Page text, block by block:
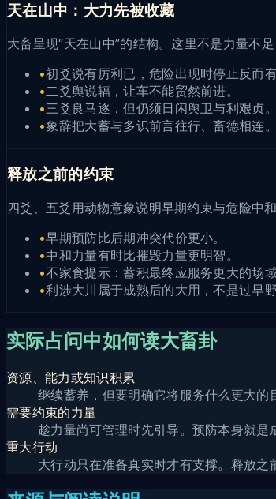
天在山中：大力先被收藏
大畜呈现“天在山中”的结构。这里不是力量不
•初爻说有厉利已，危险出现时停止反而有
•二爻舆说辐，让车不能贸然前进。
•三爻良马逐，但仍须日闲舆卫与利艰贞。
•象辞把大蓄与多识前言往行、畜德相连。
释放之前的约束
四爻、五爻用动物意象说明早期约束与危险中
•早期预防比后期冲突代价更小。
•中和力量有时比摧毁力量更明智。
•不家食提示：蓄积最终应服务更大的场域
•利涉大川属于成熟后的大用，不是过早野
实际占问中如何读大畜卦
资源、能力或知识积累
继续蓄养，但要明确它将服务什么更大的
需要约束的力量
趁力量尚可管理时先引导。预防本身就是
重大行动
大行动只在准备真实时才有支撑。释放之